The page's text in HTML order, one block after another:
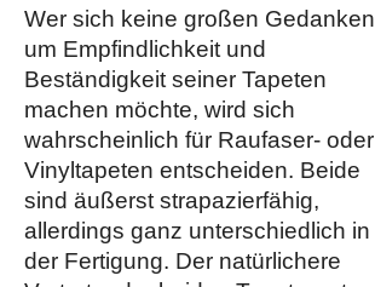
Wer sich keine großen Gedanken
um Empfindlichkeit und
Beständigkeit seiner Tapeten
machen möchte, wird sich
wahrscheinlich für Raufaser- oder
Vinyltapeten entscheiden. Beide
sind äußerst strapazierfähig,
allerdings ganz unterschiedlich in
der Fertigung. Der natürlichere